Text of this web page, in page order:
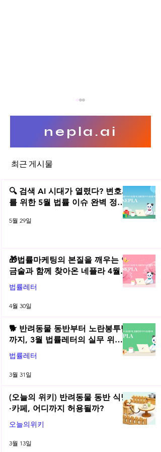
nepla.ai
최근 게시물
🔍 검색 AI 시대가 열렸다? 변호사
를 위한 5월 법률 이슈 완벽 정리 |
5월 29일
🎁법률마케팅의 본질을 깨우는 연
금술과 함께 찾아온 네플라 4월
법률레터
법률레터
4월 30일
🐕 반려동물 동반부터 노란봉투법
까지, 3월 법률레터의 실무 위키
총정리! | 2026년 3월 네플라 법률
레터
법률레터
3월 31일
(오늘의 위키) 반려동물 동반 식당
·카페, 어디까지 허용될까?
오늘의위키
3월 13일